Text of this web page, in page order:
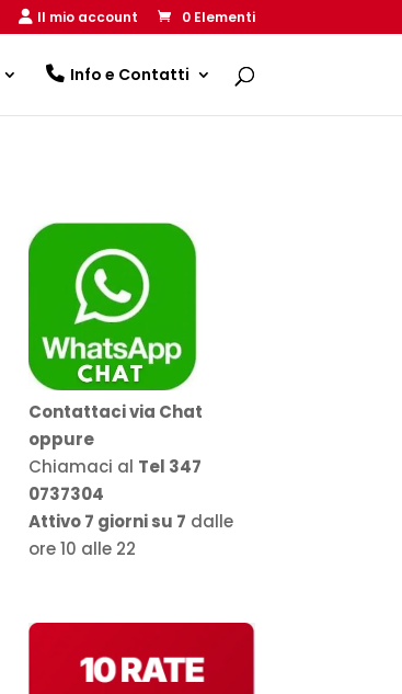
Il mio account 0 Elementi
Info e Contatti
Contattaci via Chat
oppure
Chiamaci al Tel 347
0737304
Attivo 7 giorni su 7 dalle
ore 10 alle 22